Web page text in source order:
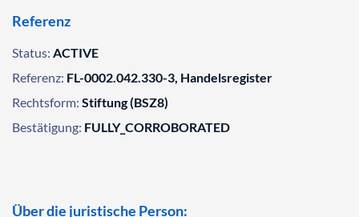
Referenz
Status: ACTIVE
Referenz: FL-0002.042.330-3, Handelsregister
Rechtsform: Stiftung (BSZ8)
Bestätigung: FULLY_CORROBORATED
Über die juristische Person: